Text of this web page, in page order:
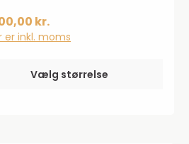
kr.
er inkl. moms
Vælg størrelse